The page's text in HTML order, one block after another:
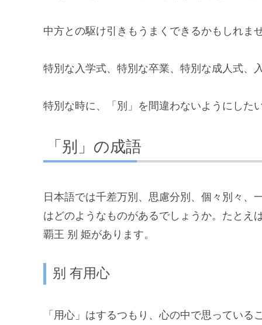
中方との駆け引きもうまくできるかもしれま
特別な入学式、特別な卒業、特別な成人式、
特別な時に、「別」を間違わないようにした
「别」の成語
日本語では千差万別、思慮分別、個々別々
はどのようなものがあるでしょうか。たとえ
覇王 别 姫があります。
别 有用心
「用心」はするつもり、心の中で思ってい